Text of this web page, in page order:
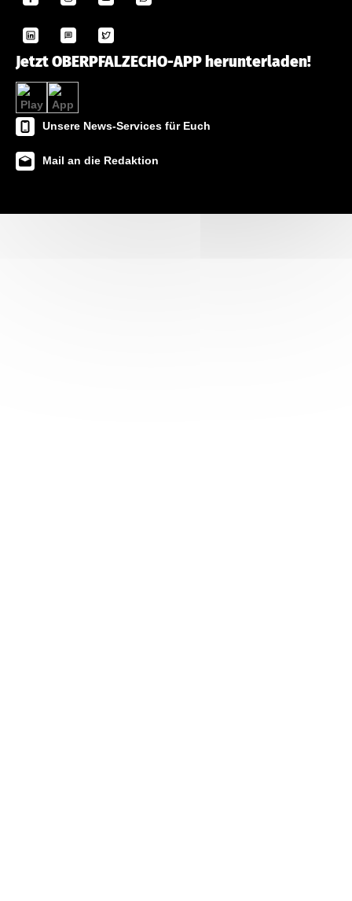
Jetzt OBERPFALZECHO-APP herunterladen!
Unsere News-Services für Euch
Mail an die Redaktion